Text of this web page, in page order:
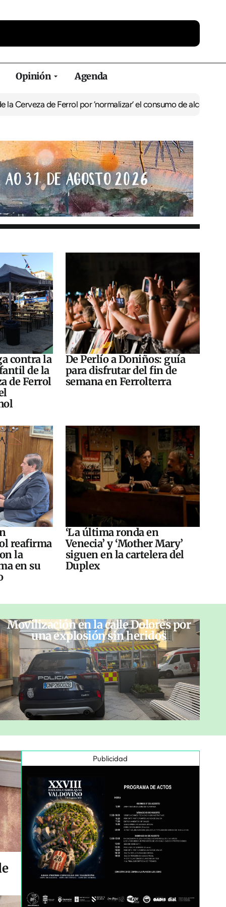
Opinión Agenda
Ferrol por ‘normalizar’ el consumo de alcoholDe Perlío a
contra la
de la
de Ferrol
De Perlío a Doniños: guía
para disfrutar del fin de
semana en Ferrolterra
reafirma
la
en su
‘La última ronda en
Venecia’ y ‘Mother Mary’
siguen en la cartelera del
Duplex
Movilización en la calle Dolores por
una explosión sin heridos
Publicidad